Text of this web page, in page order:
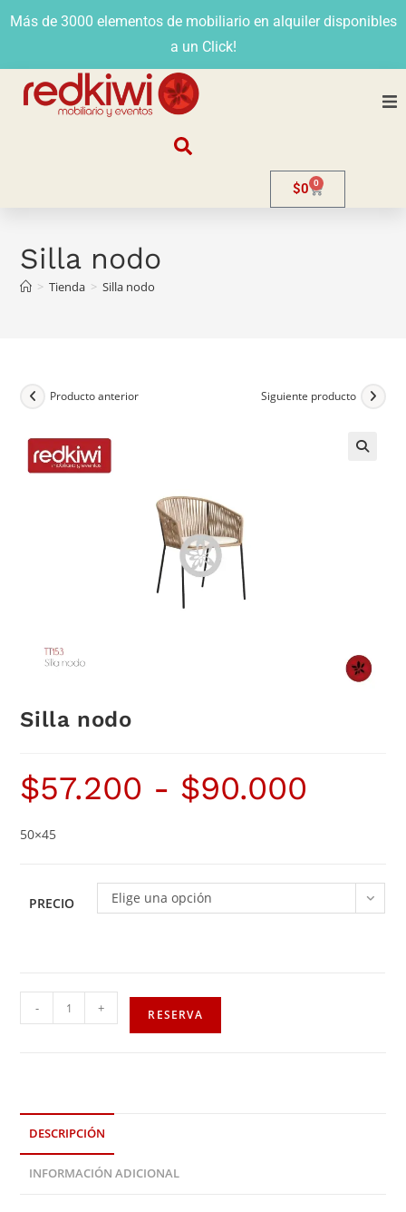
Más de 3000 elementos de mobiliario en alquiler disponibles
a un Click!
Contacto
$0 0
Silla nodo
> Tienda > Silla nodo
Producto anterior Siguiente producto
Silla nodo
$57.200 - $90.000
50×45
PRECIO Elige una opción
- + RESERVA
DESCRIPCIÓN
INFORMACIÓN ADICIONAL